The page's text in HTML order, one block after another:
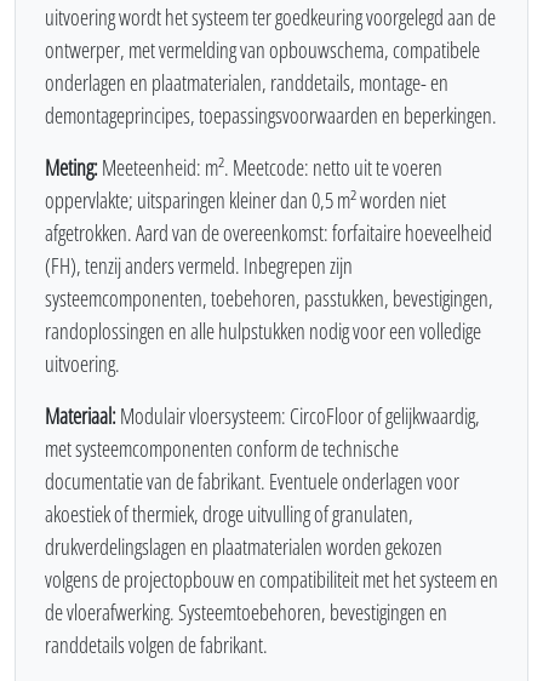
uitvoering wordt het systeem ter goedkeuring voorgelegd aan de
ontwerper, met vermelding van opbouwschema, compatibele
onderlagen en plaatmaterialen, randdetails, montage- en
demontageprincipes, toepassingsvoorwaarden en beperkingen.
Meting:Meeteenheid: m². Meetcode: netto uit te voeren
oppervlakte; uitsparingen kleiner dan 0,5 m² worden niet
afgetrokken. Aard van de overeenkomst: forfaitaire hoeveelheid
(FH), tenzij anders vermeld. Inbegrepen zijn
systeemcomponenten, toebehoren, passtukken, bevestigingen,
randoplossingen en alle hulpstukken nodig voor een volledige
uitvoering.
Materiaal:Modulair vloersysteem: CircoFloor of gelijkwaardig,
met systeemcomponenten conform de technische
documentatie van de fabrikant. Eventuele onderlagen voor
akoestiek of thermiek, droge uitvulling of granulaten,
drukverdelingslagen en plaatmaterialen worden gekozen
volgens de projectopbouw en compatibiliteit met het systeem en
de vloerafwerking. Systeemtoebehoren, bevestigingen en
randdetails volgen de fabrikant.